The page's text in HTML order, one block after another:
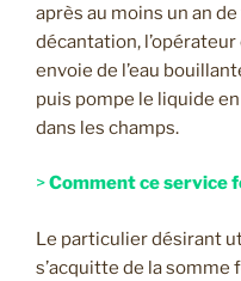
après au moins un an
décantation,
envoie de l’eau
puis pompe le liquide
dans les champs.
>Comment ce service
Le particulier désirant
s’acquitte de la somme